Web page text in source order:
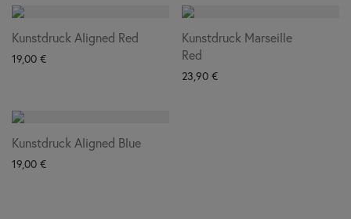
Kunstdruck Aligned Red
19,00 €
Kunstdruck Marseille
Red
23,90 €
Kunstdruck Aligned Blue
19,00 €